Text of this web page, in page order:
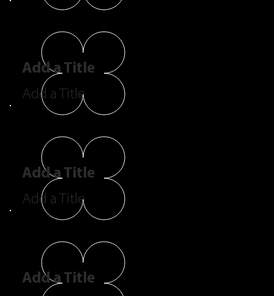
Add a Title
Add a Title
Add a Title
Add a Title
Add a Title